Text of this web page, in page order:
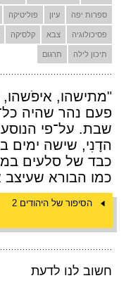
ספרות יפה עיון פוליטיקה
פסיכולוגיה צבא קלסיקה
תיכון לילה תרגום
"מתישהו, איפֹשהו,
פעם נהר שהיה
שבת. על־פי
הדָנִי, שישה ימים
כבד של סלעים
כמו הבורא
הסיפור של היהודים 2
חשוב לנו לדעת